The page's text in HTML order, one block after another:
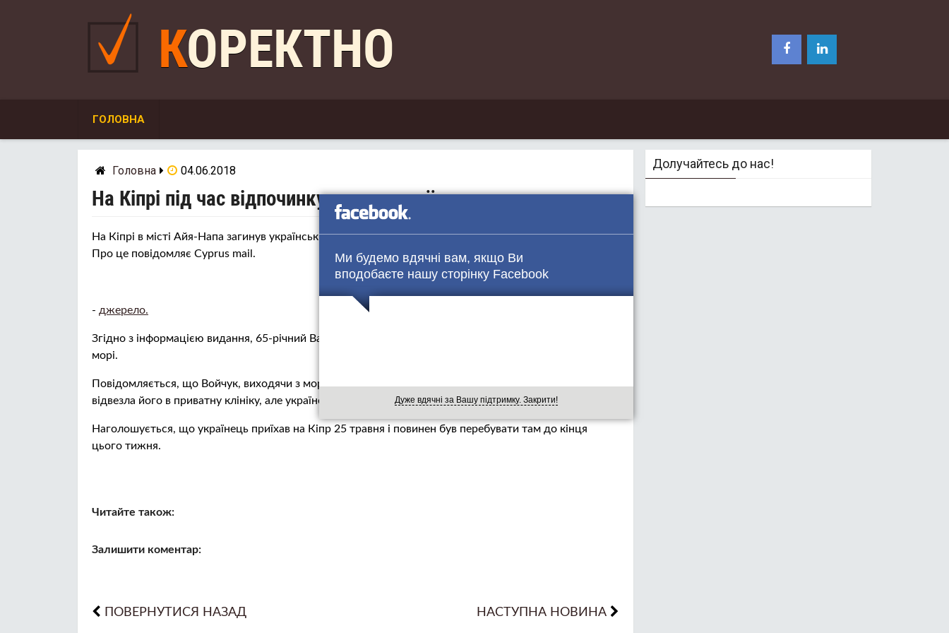
Ми будемо вдячні вам, якщо Ви
вподобаєте нашу сторінку Facebook
Дуже вдячні за Вашу підтримку. Закрити!
КОРЕКТНО
ГОЛОВНА
Головна 04.06.2018
На Кіпрі під час відпочинку помер українець
На Кіпрі в місті Айя-Напа загинув український турист.
Про це повідомляє Сyprus mail.
- джерело.
Згідно з інформацією видання, 65-річний Василь Войчук помер у понеділок вранці після купання в
морі.
Повідомляється, що Войчук, виходячи з моря, втратив свідомість і впав у воду. Швидка допомога
відвезла його в приватну клініку, але українець помер по дорозі. Причина смерті поки невідома.
Наголошується, що українець приїхав на Кіпр 25 травня і повинен був перебувати там до кінця
цього тижня.
Читайте також:
Залишити коментар:
ПОВЕРНУТИСЯ НАЗАД НАСТУПНА НОВИНА
Долучайтесь до нас!